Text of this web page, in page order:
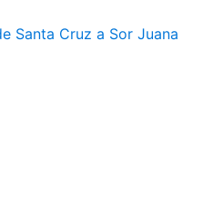
Santa Cruz a Sor Juana